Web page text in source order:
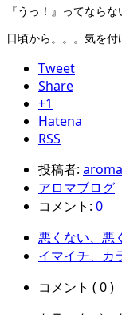
『うっ！』ってならな
日頃から。。。気を付
Tweet
Share
+1
Hatena
RSS
投稿者:
アロマブログ
コメント: 0
悪くない、悪
イマイチ、カ
コメント ( 0 )